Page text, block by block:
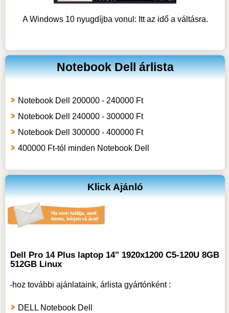
A Windows 10 nyugdíjba vonul: Itt az idő a váltásra.
Notebook Dell árlista
Notebook Dell 200000 - 240000 Ft
Notebook Dell 240000 - 300000 Ft
Notebook Dell 300000 - 400000 Ft
400000 Ft-tól minden Notebook Dell
Klick Ajánló
Dell Pro 14 Plus laptop 14" 1920x1200 C5-120U 8GB
512GB Linux
-hoz további ajánlataink, árlista gyártónként :
DELL Notebook Dell